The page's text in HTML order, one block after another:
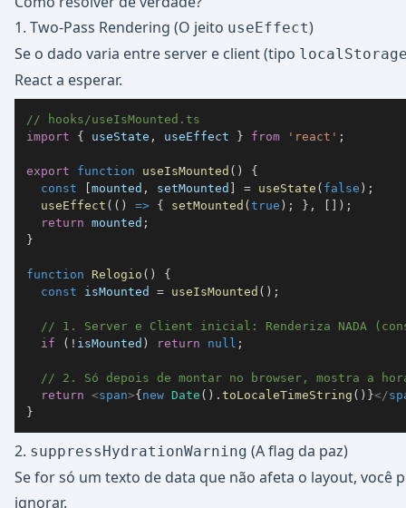
1. Two-Pass Rendering (O jeito useEffect)
Se o dado varia entre server e client (tipo
React a esperar.
// hooks/useIsMounted.ts
import
{ useState , useEffect } from 'react' ;
export function useIsMounted ( )
{
const
[mounted , setMounted ] = useState ( false ) ;
useEffect ( ( ) => { setMounted (true ) ; } , [ ] ) ;
return mounted ;
}
function Relogio ( )
{
const isMounted = useIsMounted ( ) ;
// 1. Server e Client inicial: Renderiza NADA
if
( ! isMounted ) return null ;
// 2. Só depois de montar no browser, mostra a
return <span>{new Date ( ) . toLocaleTimeString ( ) }</
}
2. suppressHydrationWarning (A flag da paz)
Se for só um texto de data que não afeta o layout, você
ignorar.